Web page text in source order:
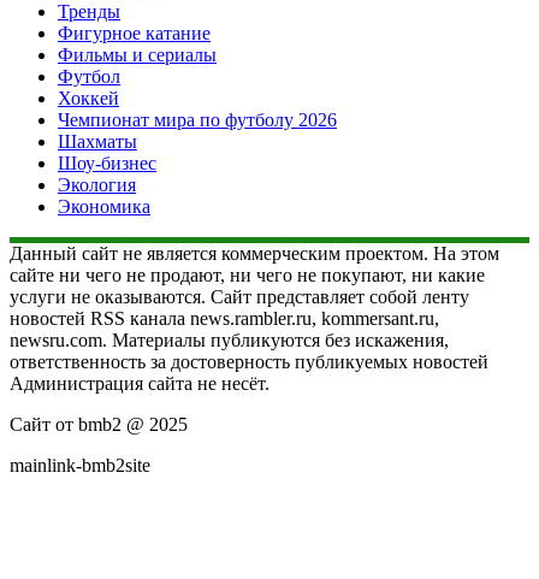
Тренды
Фигурное катание
Фильмы и сериалы
Футбол
Хоккей
Чемпионат мира по футболу 2026
Шахматы
Шоу-бизнес
Экология
Экономика
Данный сайт не является коммерческим проектом. На этом
сайте ни чего не продают, ни чего не покупают, ни какие
услуги не оказываются. Сайт представляет собой ленту
новостей RSS канала news.rambler.ru, kommersant.ru,
newsru.com. Материалы публикуются без искажения,
ответственность за достоверность публикуемых новостей
Администрация сайта не несёт.
Сайт от bmb2 @ 2025
mainlink-bmb2site